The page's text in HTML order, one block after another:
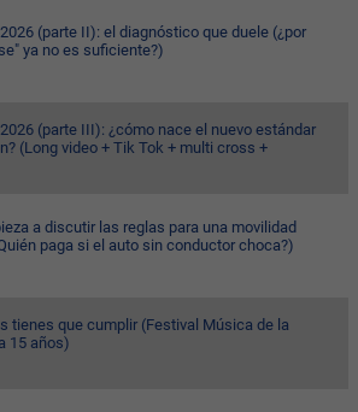
(parte II): el diagnóstico que duele (¿por
ya no es suficiente?)
(parte III): ¿cómo nace el nuevo estándar
(Long video + Tik Tok + multi cross +
a discutir las reglas para una movilidad
paga si el auto sin conductor choca?)
tienes que cumplir (Festival Música de la
15 años)